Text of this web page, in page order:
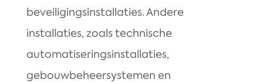
beveiligingsinstallaties. Andere
installaties, zoals technische
automatiseringsinstallaties,
gebouwbeheersystemen en